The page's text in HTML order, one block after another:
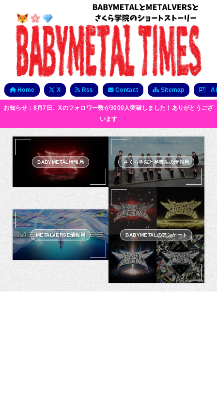
Home X Rss Contact Sitemap
お知らせ：8月7日、Xのフォロワー数が3000人突破しました！ありがとうござ
います
BABYMETAL情報局 さくら学院と卒業生の情報局
METALVERSE情報局 BABYMETALのアンケート